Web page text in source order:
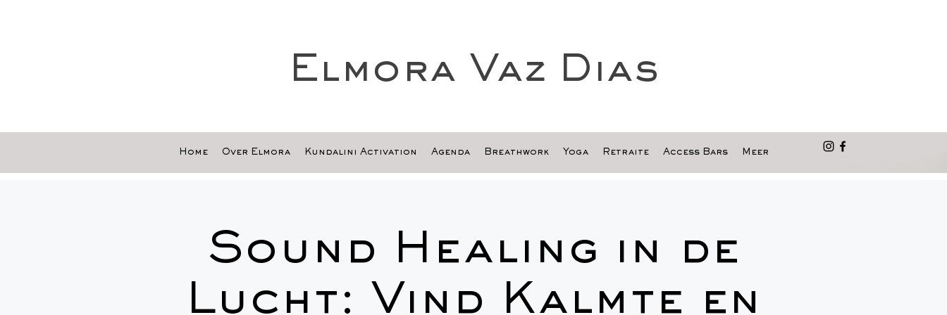
Elmora Vaz Dias
Home Over Elmora Kundalini Activation Agenda Breathwork Yoga Retraite Access Bars Meer
Sound Healing in de
Lucht: Vind Kalmte en